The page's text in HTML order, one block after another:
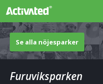
Se alla nöjesparker
Furuviksparken